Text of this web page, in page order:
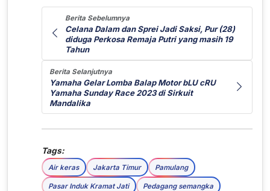
Berita Sebelumnya
Celana Dalam dan Sprei Jadi Saksi, Pur (28)
diduga Perkosa Remaja Putri yang masih 19
Tahun
Berita Selanjutnya
Yamaha Gelar Lomba Balap Motor bLU cRU
Yamaha Sunday Race 2023 di Sirkuit
Mandalika
Tags:
Air keras Jakarta Timur Pamulang
Pasar Induk Kramat Jati Pedagang semangka